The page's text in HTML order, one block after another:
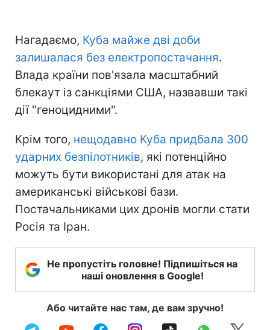
Нагадаємо, Куба майже дві доби
залишалася без електропостачання.
Влада країни пов'язала масштабний
блекаут із санкціями США, назвавши такі
дії "геноцидними".
Крім того, нещодавно Куба придбала 300
ударних безпілотників, які потенційно
можуть бути використані для атак на
американські військові бази.
Постачальниками цих дронів могли стати
Росія та Іран.
Не пропустіть головне! Підпишіться на
наші оновлення в Google!
Або читайте нас там, де вам зручно!